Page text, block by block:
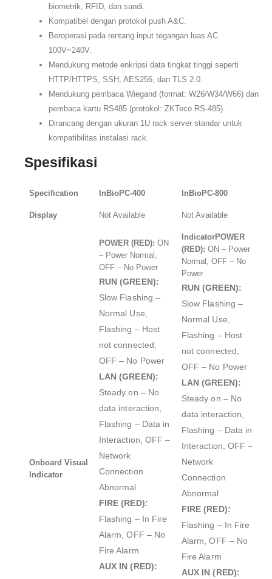
biometrik, RFID, dan sandi.
Kompatibel dengan protokol push A&C.
Beroperasi pada rentang input tegangan luas AC
100V~240V.
Mendukung metode enkripsi data tingkat tinggi seperti
HTTP/HTTPS, SSH, AES256, dan TLS 2.0.
Mendukung pembaca Wiegand (format: W26/W34/W66) dan
pembaca kartu RS485 (protokol: ZKTeco RS-485).
Dirancang dengan ukuran 1U rack server standar untuk
kompatibilitas instalasi rack.
Spesifikasi
Specification InBioPC-400 InBioPC-800
Display Not Available Not Available
Onboard Visual
Indicator
POWER (RED): ON
– Power Normal,
OFF – No Power
RUN (GREEN):
Slow Flashing –
Normal Use,
Flashing – Host
not connected,
OFF – No Power
LAN (GREEN):
Steady on – No
data interaction,
Flashing – Data in
Interaction, OFF –
Network
Connection
Abnormal
FIRE (RED):
Flashing – In Fire
Alarm, OFF – No
Fire Alarm
AUX IN (RED):
IndicatorPOWER
(RED): ON – Power
Normal, OFF – No
Power
RUN (GREEN):
Slow Flashing –
Normal Use,
Flashing – Host
not connected,
OFF – No Power
LAN (GREEN):
Steady on – No
data interaction,
Flashing – Data in
Interaction, OFF –
Network
Connection
Abnormal
FIRE (RED):
Flashing – In Fire
Alarm, OFF – No
Fire Alarm
AUX IN (RED):